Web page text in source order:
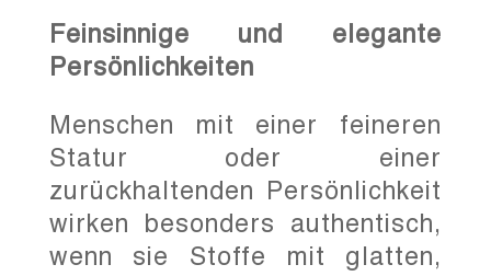
Feinsinnige und elegante
Persönlichkeiten
Menschen mit einer feineren
Statur oder einer
zurückhaltenden Persönlichkeit
wirken besonders authentisch,
wenn sie Stoffe mit glatten,